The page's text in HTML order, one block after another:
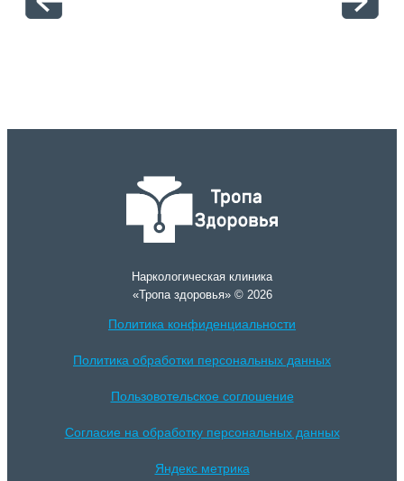
Наркологическая клиника
«Тропа здоровья» © 2026
Политика конфиденциальности
Политика обработки персональных данных
Пользовотельское соглошение
Согласие на обработку персональных данных
Яндекс метрика